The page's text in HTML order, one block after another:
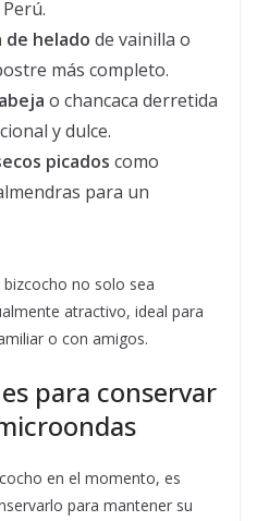
de helado de vainilla o
más completo.
o chancaca derretida
y dulce.
picados como
para un
no solo sea
atractivo, ideal para
o con amigos.
para conservar
en el momento, es
para mantener su